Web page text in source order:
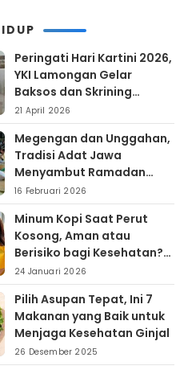
Peringati Hari Kartini 2026,
YKI Lamongan Gelar
Baksos dan Skrining
Kanker Serviks
21 April 2026
Megengan dan Unggahan,
Tradisi Adat Jawa
Menyambut Ramadan
yang Sarat Makna Filosofis
16 Februari 2026
Minum Kopi Saat Perut
Kosong, Aman atau
Berisiko bagi Kesehatan?
Ini Penjelasan Ahli
24 Januari 2026
Pilih Asupan Tepat, Ini 7
Makanan yang Baik untuk
Menjaga Kesehatan Ginjal
26 Desember 2025